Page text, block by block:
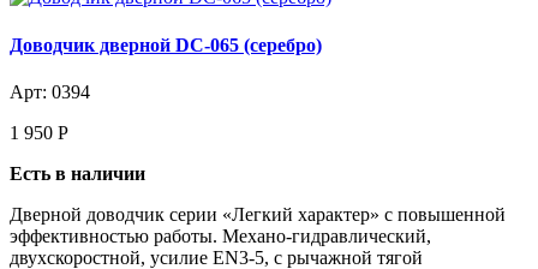
Доводчик дверной DC-065 (серебро)
Арт: 0394
1 950 Р
Есть в наличии
Дверной доводчик серии «Легкий характер» с повышенной
эффективностью работы. Механо-гидравлический,
двухскоростной, усилие EN3-5, с рычажной тягой